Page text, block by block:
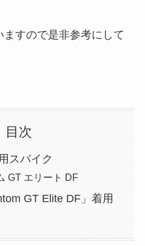
すので是非参考にして
目次
スパイク
GT エリート DF
GT Elite DF」着用